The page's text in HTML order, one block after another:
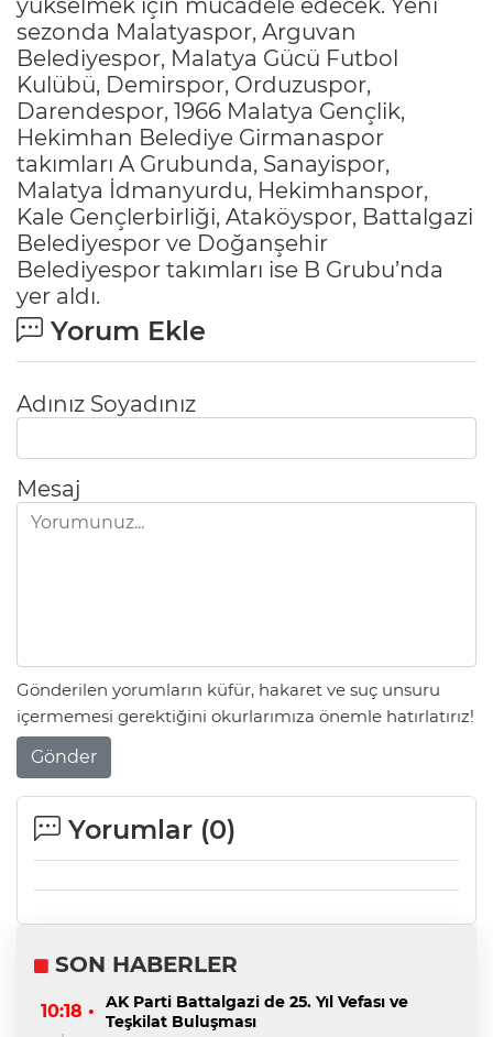
sezonda Malatyaspor, Arguvan
Belediyespor, Malatya Gücü Futbol
Kulübü, Demirspor, Orduzuspor,
Darendespor, 1966 Malatya Gençlik,
Hekimhan Belediye Girmanaspor
takımları A Grubunda, Sanayispor,
Malatya İdmanyurdu, Hekimhanspor,
Kale Gençlerbirliği, Ataköyspor, Battalgazi
Belediyespor ve Doğanşehir
Belediyespor takımları ise B Grubu’nda
yer aldı.
Yorum Ekle
Adınız Soyadınız
Mesaj
Gönderilen yorumların küfür, hakaret ve suç unsuru
içermemesi gerektiğini okurlarımıza önemle hatırlatırız!
Gönder
Yorumlar (0)
SON HABERLER
10:18 •
AK Parti Battalgazi de 25. Yıl Vefası ve
Teşkilat Buluşması